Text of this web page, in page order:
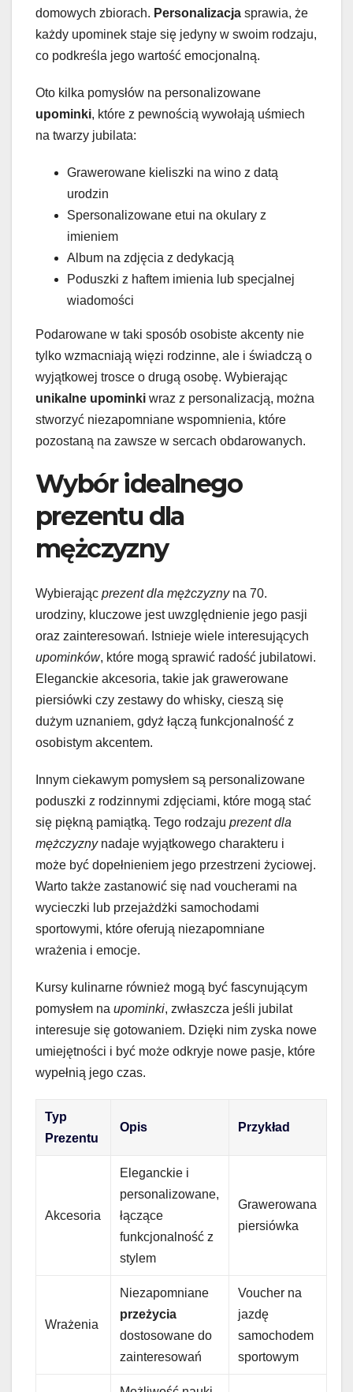
domowych zbiorach. Personalizacja sprawia, że
każdy upominek staje się jedyny w swoim rodzaju,
co podkreśla jego wartość emocjonalną.
Oto kilka pomysłów na personalizowane
upominki, które z pewnością wywołają uśmiech
na twarzy jubilata:
Grawerowane kieliszki na wino z datą
urodzin
Spersonalizowane etui na okulary z
imieniem
Album na zdjęcia z dedykacją
Poduszki z haftem imienia lub specjalnej
wiadomości
Podarowane w taki sposób osobiste akcenty nie
tylko wzmacniają więzi rodzinne, ale i świadczą o
wyjątkowej trosce o drugą osobę. Wybierając
unikalne upominki wraz z personalizacją, można
stworzyć niezapomniane wspomnienia, które
pozostaną na zawsze w sercach obdarowanych.
Wybór idealnego
prezentu dla
mężczyzny
Wybierając prezent dla mężczyznyna 70.
urodziny, kluczowe jest uwzględnienie jego pasji
oraz zainteresowań. Istnieje wiele interesujących
upominków, które mogą sprawić radość jubilatowi.
Eleganckie akcesoria, takie jak grawerowane
piersiówki czy zestawy do whisky, cieszą się
dużym uznaniem, gdyż łączą funkcjonalność z
osobistym akcentem.
Innym ciekawym pomysłem są personalizowane
poduszki z rodzinnymi zdjęciami, które mogą stać
się piękną pamiątką. Tego rodzaju prezent dla
mężczyznynadaje wyjątkowego charakteru i
może być dopełnieniem jego przestrzeni życiowej.
Warto także zastanowić się nad voucherami na
wycieczki lub przejażdżki samochodami
sportowymi, które oferują niezapomniane
wrażenia i emocje.
Kursy kulinarne również mogą być fascynującym
pomysłem na upominki, zwłaszcza jeśli jubilat
interesuje się gotowaniem. Dzięki nim zyska nowe
umiejętności i być może odkryje nowe pasje, które
wypełnią jego czas.
Typ
Prezentu
Opis Przykład
Akcesoria
Eleganckie i
personalizowane,
łączące
funkcjonalność z
stylem
Grawerowana
piersiówka
Wrażenia
Niezapomniane
przeżycia
dostosowane do
zainteresowań
Voucher na
jazdę
samochodem
sportowym